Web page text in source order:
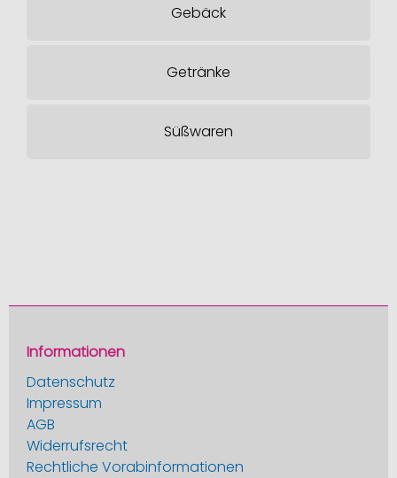
Gebäck
Getränke
Süßwaren
Informationen
Datenschutz
Impressum
AGB
Widerrufsrecht
Rechtliche Vorabinformationen